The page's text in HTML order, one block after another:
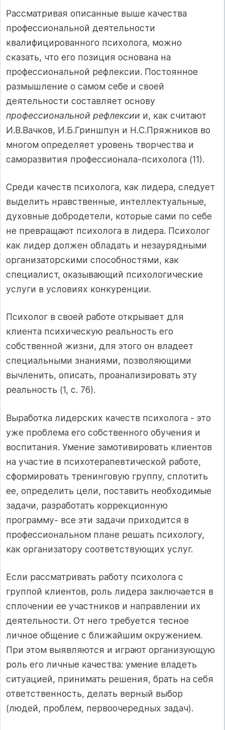
Рассматривая описанные выше качества
профессиональной деятельности
квалифицированного психолога, можно
сказать, что его позиция основана на
профессиональной рефлексии. Постоянное
размышление о самом себе и своей
деятельности составляет основу
профессиональной рефлексии и, как считают
И.В.Вачков, И.Б.Гриншпун и Н.С.Пряжников во
многом определяет уровень творчества и
саморазвития профессионала-психолога (11).
Среди качеств психолога, как лидера, следует
выделить нравственные, интеллектуальные,
духовные добродетели, которые сами по себе
не превращают психолога в лидера. Психолог
как лидер должен обладать и незаурядными
организаторскими способностями, как
специалист, оказывающий психологические
услуги в условиях конкуренции.
Психолог в своей работе открывает для
клиента психическую реальность его
собственной жизни, для этого он владеет
специальными знаниями, позволяющими
вычленить, описать, проанализировать эту
реальность (1, с. 76).
Выработка лидерских качеств психолога - это
уже проблема его собственного обучения и
воспитания. Умение замотивировать клиентов
на участие в психотерапевтической работе,
сформировать тренинговую группу, сплотить
ее, определить цели, поставить необходимые
задачи, разработать коррекционную
программу- все эти задачи приходится в
профессиональном плане решать психологу,
как организатору соответствующих услуг.
Если рассматривать работу психолога с
группой клиентов, роль лидера заключается в
сплочении ее участников и направлении их
деятельности. От него требуется тесное
личное общение с ближайшим окружением.
При этом выявляются и играют организующую
роль его личные качества: умение владеть
ситуацией, принимать решения, брать на себя
ответственность, делать верный выбор
(людей, проблем, первоочередных задач).